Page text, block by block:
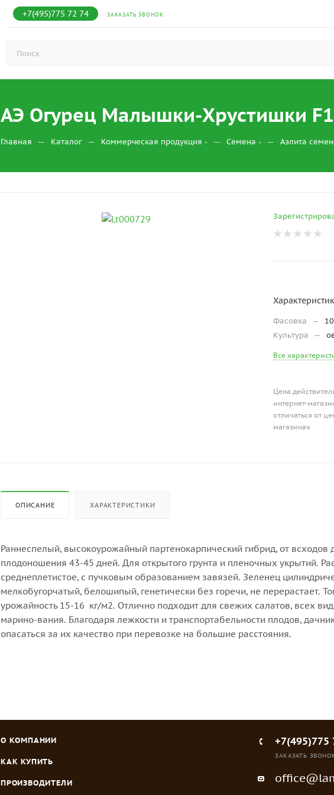
+7(495)775 72 74 ЗАКАЗАТЬ ЗВОНОК
АЭ Огурец Малышки-Хрустишки
Главная — Каталог — Коммерческая продукция — Семена — Аэлита
Фасовка —
Культура
—
Все
Цена
интернет-
отличаться от
магазинах
ОПИСАНИЕ ХАРАКТЕРИСТИКИ
Раннеспелый, высокоурожайный партенокарпический гибрид, от всходов
плодоношения 43-45 дней. Для открытого грунта и пленочных укрытий.
среднеплетистое, с пучковым образованием завязей. Зеленец
мелкобугорчатый, белошипый, генетически без горечи, не перерастает.
урожайность 15-16 кг/м2. Отлично подходит для свежих салатов, всех
марино-вания. Благодаря лежкости и транспортабельности плодов,
опасаться за их качество при перевозке на большие расстояния.
О КОМПАНИИ
КАК КУПИТЬ
ПРОИЗВОДИТЕЛИ
+7(495)775
ЗАКАЗАТЬ